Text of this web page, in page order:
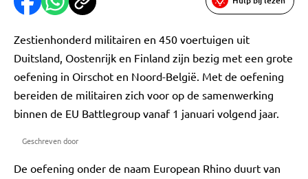
Zestienhonderd militairen en 450 voertuigen uit
Duitsland, Oostenrijk en Finland zijn bezig met een grote
oefening in Oirschot en Noord-België. Met de oefening
bereiden de militairen zich voor op de samenwerking
binnen de EU Battlegroup vanaf 1 januari volgend jaar.
Geschreven door
De oefening onder de naam European Rhino duurt van